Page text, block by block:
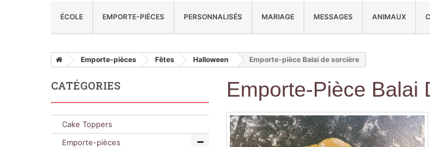
ÉCOLE EMPORTE-PIÈCES PERSONNALISÉS MARIAGE MESSAGES ANIMAUX
Emporte-pièces Fêtes Halloween Emporte-pièce Balai de sorcière
Emporte-Pièce Balai
CATÉGORIES
Cake Toppers
Emporte-pièces